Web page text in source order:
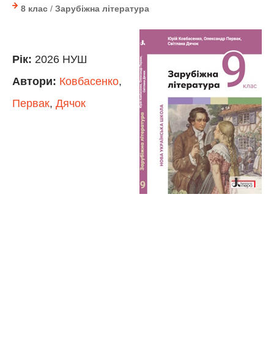
8 клас / Зарубіжна література
Рік: 2026 НУШ
Автори: Ковбасенко,
Первак, Дячок